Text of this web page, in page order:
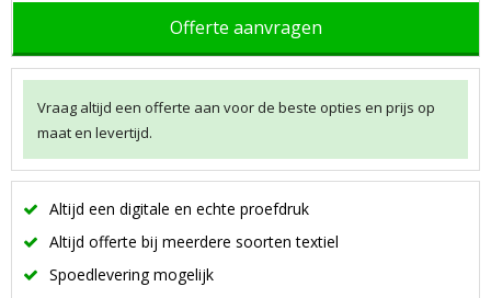
Offerte aanvragen
Vraag altijd een offerte aan voor de beste opties en prijs op
maat en levertijd.
Altijd een digitale en echte proefdruk
Altijd offerte bij meerdere soorten textiel
Spoedlevering mogelijk